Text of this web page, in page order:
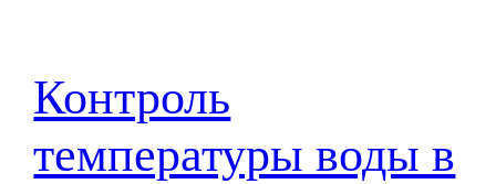
Контроль
температуры воды в